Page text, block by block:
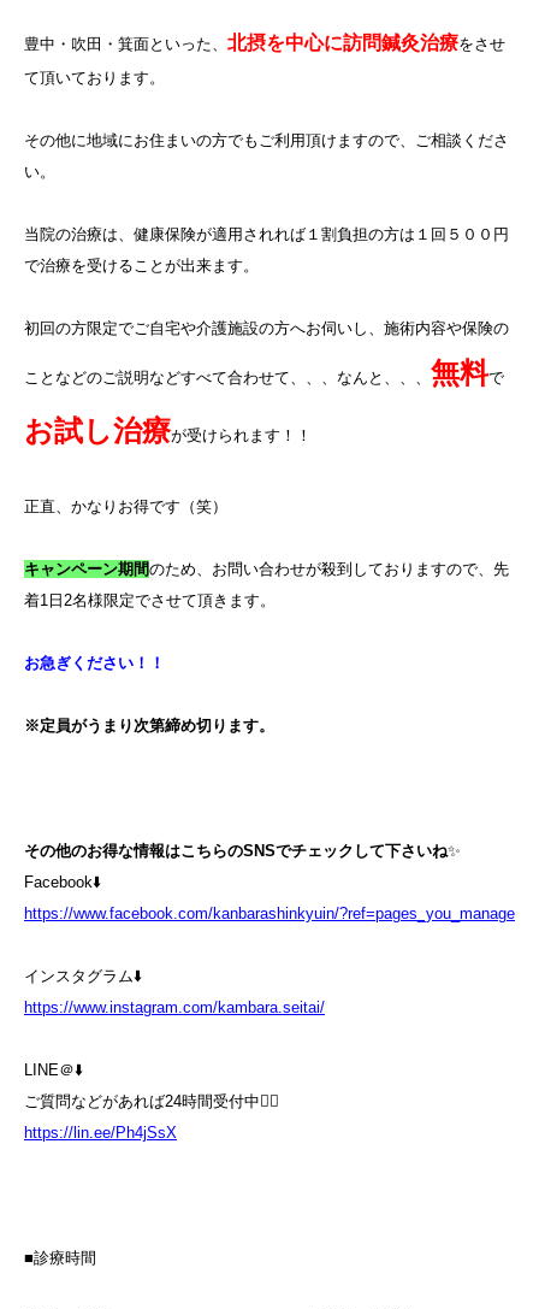
豊中・吹田・箕面といった、 北摂を中心に訪問鍼灸治療をさせ
て頂いております。
その他に地域にお住まいの方でもご利用頂けますので、ご相談くださ
い。
当院の治療は、健康保険が適用されれば１割負担の方は１回５００円
で治療を受けることが出来ます。
初回の方限定でご自宅や介護施設の方へお伺いし、施術内容や保険の
ことなどのご説明などすべて合わせて、、、なんと、、、 無料で
お試し治療が受けられます！！
正直、かなりお得です（笑）
キャンペーン期間のため、お問い合わせが殺到しておりますので、先
着1 日 2名様限定でさせて頂きます。
お急ぎください！！
※定員がうまり次第締め切ります。
その他のお得な情報はこちらのSNSでチェックして下さいね✨
Facebook⬇️
https://www.facebook.com/kanbarashinkyuin/?ref=pages_you_manage
インスタグラム⬇️
https://www.instagram.com/kambara.seitai/
LINE＠⬇️
ご質問などがあれば24時間受付中💁‍♀️
https://lin.ee/Ph4jSsX
■診療時間